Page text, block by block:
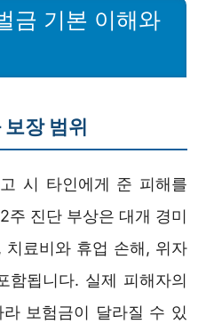
금 기본 이해와
장 범위
시 타인에게 준 피해를
주 진단 부상은 대개 경미
치료비와 휴업 손해, 위자
함됩니다. 실제 피해자의
보험금이 달라질 수 있